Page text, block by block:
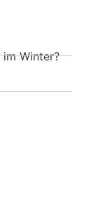
Winter?